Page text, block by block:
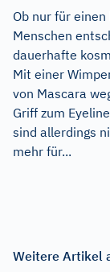
Ob nur für
Menschen
dauerhafte
Mit einer
von Mascara
Griff zum
sind allerdings
mehr für...
Weitere Artikel